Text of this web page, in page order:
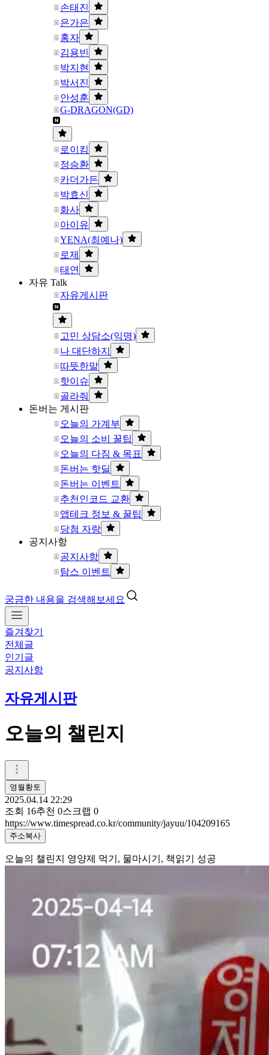
손태진
은가은
홍자
김용빈
박지현
박서진
안성훈
G-DRAGON(GD)
로이킴
정승환
카더가든
박효신
화사
아이유
YENA(최예나)
로제
태연
자유 Talk
자유게시판
고민 상담소(익명)
나 대단하지
따뜻한말
핫이슈
골라줘
돈버는 게시판
오늘의 가계부
오늘의 소비 꿀팁
오늘의 다짐 & 목표
돈버는 핫딜
돈버는 이벤트
추천인코드 교환
앱테크 정보 & 꿀팁
당첨 자랑
공지사항
공지사항
탐스 이벤트
궁금한 내용을 검색해보세요
즐겨찾기
전체글
인기글
공지사항
자유게시판
오늘의 챌린지
영월황토
2025.04.14 22:29
조회 16추천 0스크랩 0
https://www.timespread.co.kr/community/jayuu/104209165
주소복사
오늘의 챌린지 영양제 먹기, 물마시기, 책읽기 성공